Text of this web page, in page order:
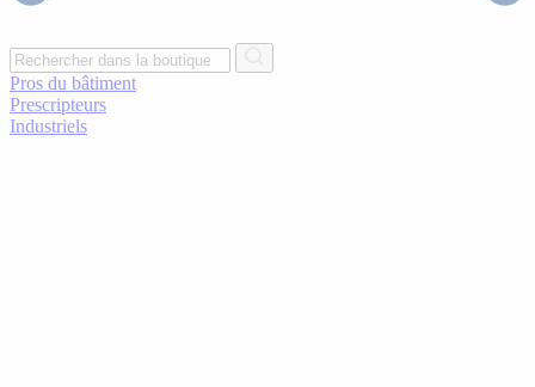
Pros du bâtiment
Prescripteurs
Industriels